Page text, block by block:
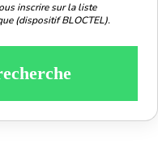
inscrire sur la liste
(dispositif BLOCTEL).